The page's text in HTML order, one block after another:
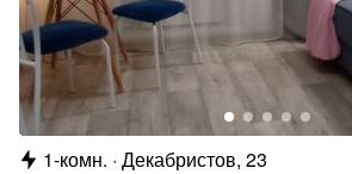
1-комн. Декабристов, 23